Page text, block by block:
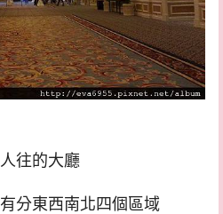
往的大廳
分東西南北四個區域